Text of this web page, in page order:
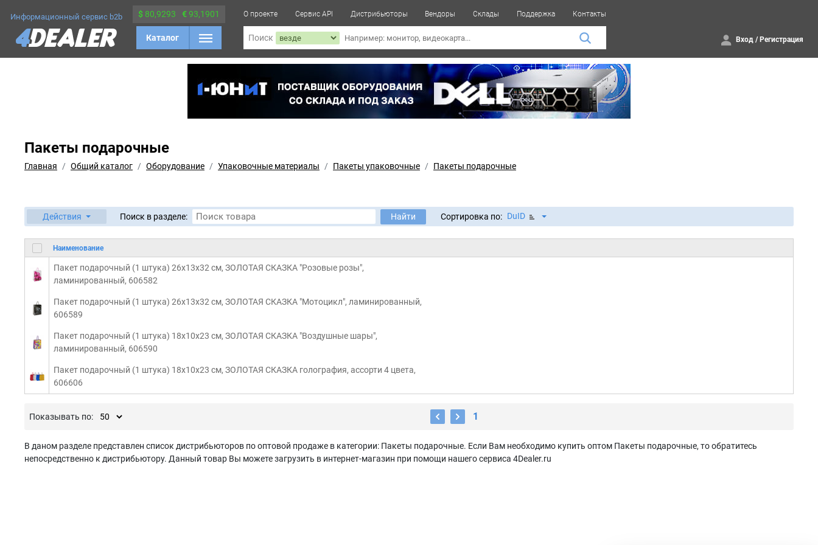
Информационный сервис b2b $ 80,9293 €93,1901
Каталог
О проекте Сервис API Дистрибьюторы Вендоры Склады Поддержка Контакты
Поиск Вход / Регистрация
Пакеты подарочные
Главная Общий каталог Оборудование Упаковочные материалы Пакеты упаковочные Пакеты подарочные
Действия Поиск в разделе: Найти Сортировка по: DuID
Наименование
Пакет подарочный (1 штука) 26x13x32 см, ЗОЛОТАЯ СКАЗКА "Розовые розы",
ламинированный, 606582
Пакет подарочный (1 штука) 26x13x32 см, ЗОЛОТАЯ СКАЗКА "Мотоцикл", ламинированный,
606589
Пакет подарочный (1 штука) 18x10x23 см, ЗОЛОТАЯ СКАЗКА "Воздушные шары",
ламинированный, 606590
Пакет подарочный (1 штука) 18x10x23 см, ЗОЛОТАЯ СКАЗКА голография, ассорти 4 цвета,
606606
Показывать по: 1
В даном разделе представлен список дистрибьюторов по оптовой продаже в категории: Пакеты подарочные. Если Вам необходимо купить оптом Пакеты подарочные, то обратитесь
непосредственно к дистрибьютору. Данный товар Вы можете загрузить в интернет-магазин при помощи нашего сервиса 4Dealer.ru